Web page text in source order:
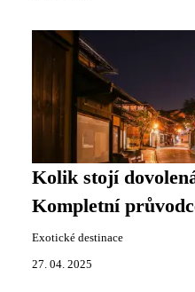
Kolik stojí
Kompletní
Exotické destinace
27. 04. 2025